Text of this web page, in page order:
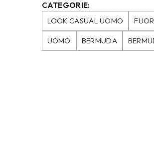
CATEGORIE:
LOOK CASUAL UOMO
UOMO BERMUDA